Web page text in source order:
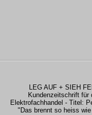
LEG AUF + SIEH
Kundenzeitschrift für
Elektrofachhandel - Titel:
"Das brennt so heiss wie